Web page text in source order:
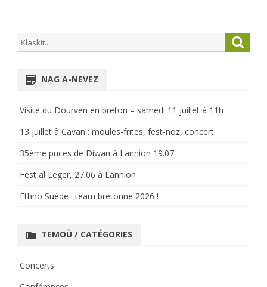
Search
for:
NAG A-NEVEZ
Visite du Dourven en breton – samedi 11 juillet à 11h
13 juillet à Cavan : moules-frites, fest-noz, concert
35ème puces de Diwan à Lannion 19.07
Fest al Leger, 27.06 à Lannion
Ethno Suède : team bretonne 2026 !
TEMOÙ / CATÉGORIES
Concerts